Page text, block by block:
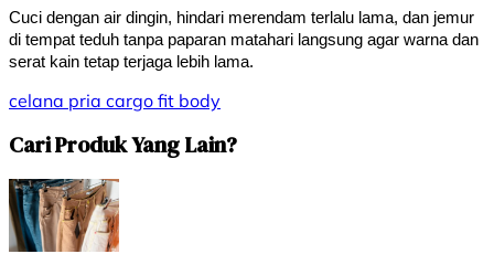
Cuci dengan air dingin, hindari merendam terlalu lama, dan jemur
di tempat teduh tanpa paparan matahari langsung agar warna dan
serat kain tetap terjaga lebih lama.
celana pria cargo fit body
Cari Produk Yang Lain?